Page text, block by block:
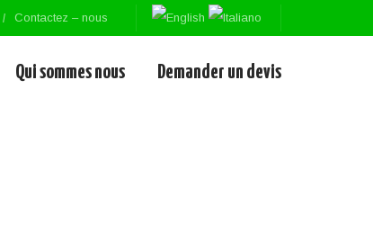
Contactez – nous
Qui sommes nous Demander un devis